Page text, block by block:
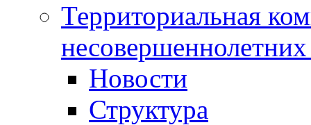
Территориальная
Новости
Структура